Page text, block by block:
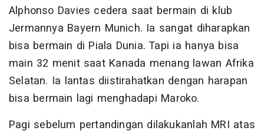
Alphonso Davies cedera saat bermain di klub
Jermannya Bayern Munich. Ia sangat diharapkan
bisa bermain di Piala Dunia. Tapi ia hanya bisa
main 32 menit saat Kanada menang lawan Afrika
Selatan. Ia lantas diistirahatkan dengan harapan
bisa bermain lagi menghadapi Maroko.
Pagi sebelum pertandingan dilakukanlah MRI atas